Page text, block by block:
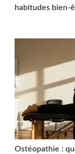
habitudes bien-
Ostéopathie :